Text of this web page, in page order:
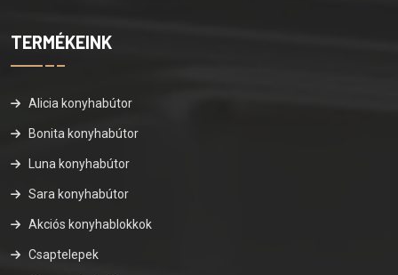
TERMÉKEINK
Alicia konyhabútor
Bonita konyhabútor
Luna konyhabútor
Sara konyhabútor
Akciós konyhablokkok
Csaptelepek